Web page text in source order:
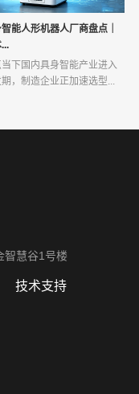
能人形机器人厂商盘点｜
下国内具身智能产业进入
，制造企业正加速选型...
智慧谷1号楼
技术支持